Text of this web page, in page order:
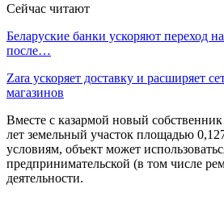
Сейчас читают
Беларуские банки ускоряют переход
после…
Zara ускоряет доставку и расширяет
магазинов
Вместе с казармой новый
лет земельный участок площадью
условиям, объект может
предпринимательской (в том числе
деятельности.